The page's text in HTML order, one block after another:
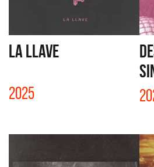
LA LLAVE
2025